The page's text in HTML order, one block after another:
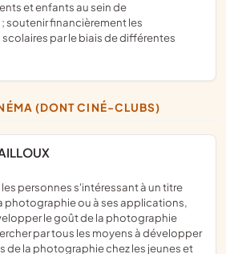
et enfants au sein de
soutenir financièrement les
par le biais de différentes
(DONT CINÉ-CLUBS)
photographie ou à ses applications,
le goût de la photographie
par tous les moyens à développer
de la photographie chez les jeunes et